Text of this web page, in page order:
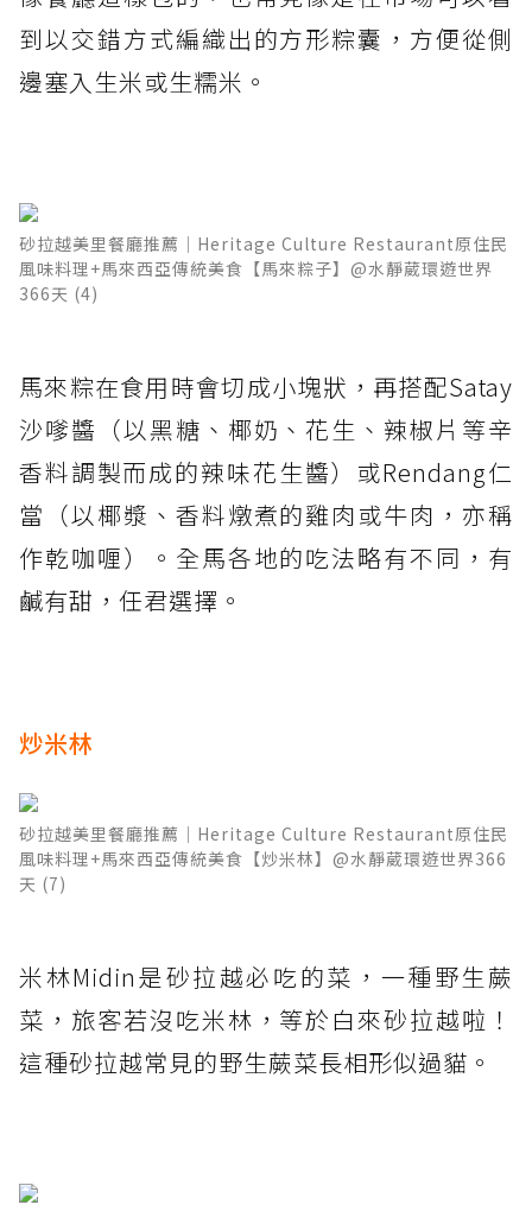
到以交錯方式編織出的方形粽囊，方便從側
邊塞入生米或生糯米。
砂拉越美里餐廳推薦│Heritage Culture Restaurant原住民
風味料理+馬來西亞傳統美食【馬來粽子】@水靜葳環遊世界
366天 (4)
馬來粽在食用時會切成小塊狀，再搭配Satay
沙嗲醬（以黑糖、椰奶、花生、辣椒片等辛
香料調製而成的辣味花生醬）或Rendang仁
當（以椰漿、香料燉煮的雞肉或牛肉，亦稱
作乾咖喱）。全馬各地的吃法略有不同，有
鹹有甜，任君選擇。
炒米林
砂拉越美里餐廳推薦│Heritage Culture Restaurant原住民
風味料理+馬來西亞傳統美食【炒米林】@水靜葳環遊世界366
天 (7)
米林Midin是砂拉越必吃的菜，一種野生蕨
菜，旅客若沒吃米林，等於白來砂拉越啦！
這種砂拉越常見的野生蕨菜長相形似過貓。